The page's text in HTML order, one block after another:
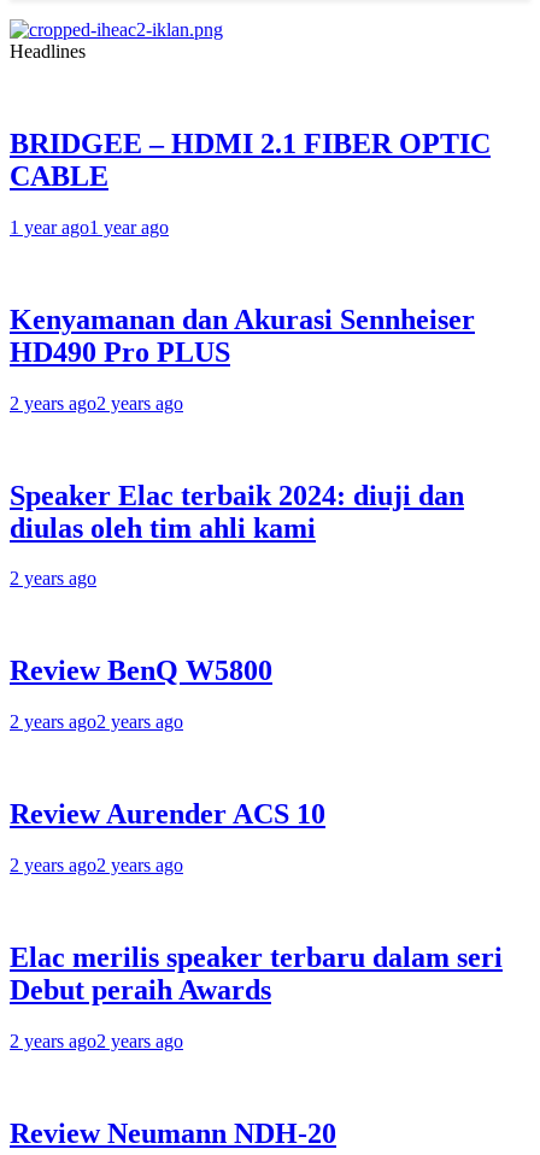
Headlines
BRIDGEE – HDMI 2.1 FIBER OPTIC
CABLE
1 year ago1 year ago
Kenyamanan dan Akurasi Sennheiser
HD490 Pro PLUS
2 years ago2 years ago
Speaker Elac terbaik 2024: diuji dan
diulas oleh tim ahli kami
2 years ago
Review BenQ W5800
2 years ago2 years ago
Review Aurender ACS 10
2 years ago2 years ago
Elac merilis speaker terbaru dalam seri
Debut peraih Awards
2 years ago2 years ago
Review Neumann NDH-20